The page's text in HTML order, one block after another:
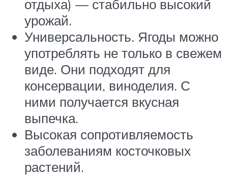
отдыха) — стабильно высокий
урожай.
Универсальность. Ягоды можно
употреблять не только в свежем
виде. Они подходят для
консервации, виноделия. С
ними получается вкусная
выпечка.
Высокая сопротивляемость
заболеваниям косточковых
растений.